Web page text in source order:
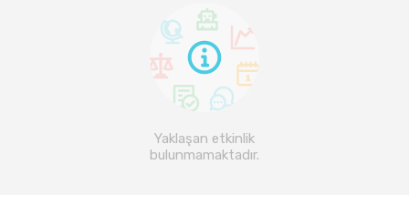
Yaklaşan etkinlik
bulunmamaktadır.